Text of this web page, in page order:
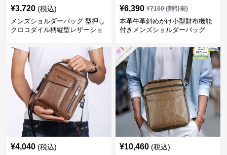
¥3,720 (税込)
メンズショルダーバッグ 型押し
クロコダイル柄縦型レザーショ
¥6,390 ¥7100(割引前)
本革牛革斜めがけ小型財布機能
付きメンズショルダーバッグ
¥4,040 (税込) ¥10,460 (税込)